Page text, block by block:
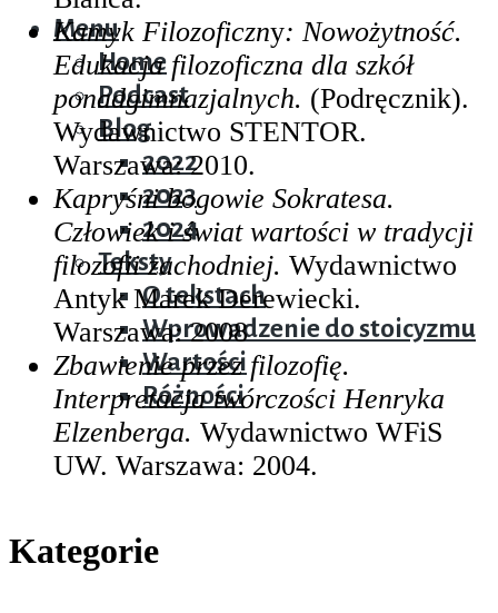
Menu
Home
Podcast
Blog
2022
2023
2024
Teksty
O tekstach
Wprowadzenie do stoicyzmu
Wartości
Różności
Kamyk Filozoficzny: Nowożytność.
Edukacja filozoficzna dla szkół
ponadgimnazjalnych. (Podręcznik).
Wydawnictwo STENTOR.
Warszawa: 2010.
Kapryśni bogowie Sokratesa.
Człowiek i świat wartości w tradycji
filozofii zachodniej. Wydawnictwo
Antyk Marek Derewiecki.
Warszawa: 2008
Zbawienie przez filozofię.
Interpretacja twórczości Henryka
Elzenberga. Wydawnictwo WFiS
UW. Warszawa: 2004.
Kategorie